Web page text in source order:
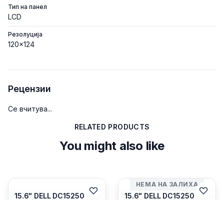
Тип на панел
LCD
Резолуција
120x124
Рецензии
Се вчитува...
RELATED PRODUCTS
You might also like
15.6" DELL DC15250
НЕМА НА ЗАЛИХА
15.6" DELL DC15250